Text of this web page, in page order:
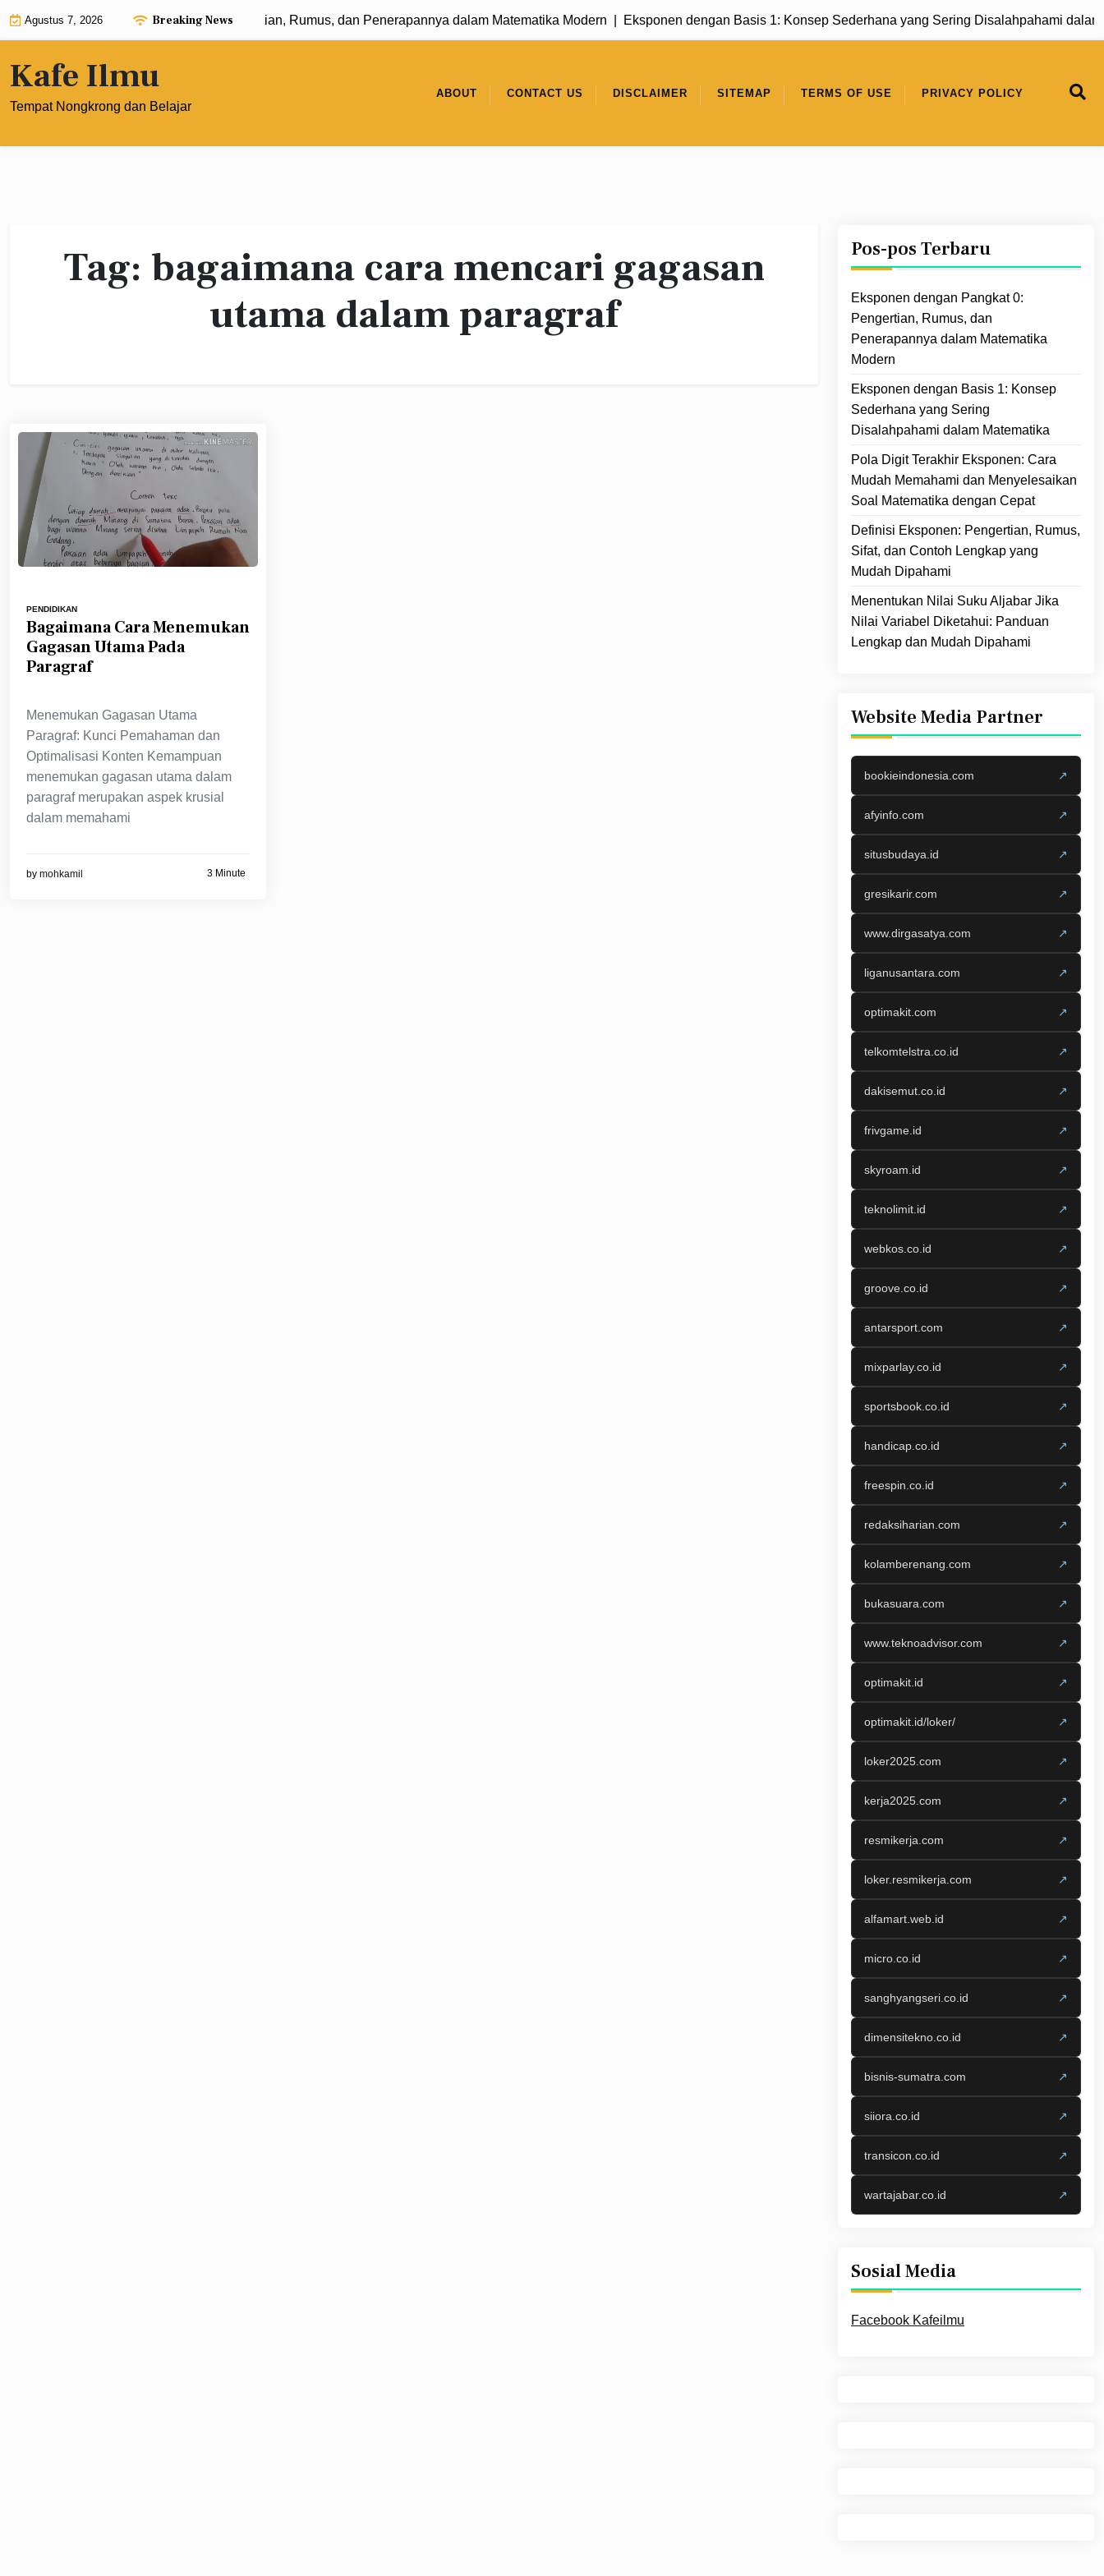
Agustus 7, 2026 Breaking News
Eksponen dengan Pangkat 0: Pengertian, Rumus, dan Penerapannya dalam Matematika Modern |Eksponen dengan Basis 1: Konsep Sederhana yang Sering Disalahpahami dalam
Kafe Ilmu
Tempat Nongkrong dan Belajar
ABOUT CONTACT US DISCLAIMER SITEMAP TERMS OF USE PRIVACY POLICY
Tag: bagaimana cara mencari gagasan
utama dalam paragraf
PENDIDIKAN
Bagaimana Cara Menemukan
Gagasan Utama Pada
Paragraf
Menemukan Gagasan Utama
Paragraf: Kunci Pemahaman dan
Optimalisasi Konten Kemampuan
menemukan gagasan utama dalam
paragraf merupakan aspek krusial
dalam memahami
by mohkamil 3 Minute
Pos-pos Terbaru
Eksponen dengan Pangkat 0:
Pengertian, Rumus, dan
Penerapannya dalam Matematika
Modern
Eksponen dengan Basis 1: Konsep
Sederhana yang Sering
Disalahpahami dalam Matematika
Pola Digit Terakhir Eksponen: Cara
Mudah Memahami dan Menyelesaikan
Soal Matematika dengan Cepat
Definisi Eksponen: Pengertian, Rumus,
Sifat, dan Contoh Lengkap yang
Mudah Dipahami
Menentukan Nilai Suku Aljabar Jika
Nilai Variabel Diketahui: Panduan
Lengkap dan Mudah Dipahami
Website Media Partner
bookieindonesia.com ↗
afyinfo.com ↗
situsbudaya.id ↗
gresikarir.com ↗
www.dirgasatya.com ↗
liganusantara.com ↗
optimakit.com ↗
telkomtelstra.co.id ↗
dakisemut.co.id ↗
frivgame.id ↗
skyroam.id ↗
teknolimit.id ↗
webkos.co.id ↗
groove.co.id ↗
antarsport.com ↗
mixparlay.co.id ↗
sportsbook.co.id ↗
handicap.co.id ↗
freespin.co.id ↗
redaksiharian.com ↗
kolamberenang.com ↗
bukasuara.com ↗
www.teknoadvisor.com ↗
optimakit.id ↗
optimakit.id/loker/ ↗
loker2025.com ↗
kerja2025.com ↗
resmikerja.com ↗
loker.resmikerja.com ↗
alfamart.web.id ↗
micro.co.id ↗
sanghyangseri.co.id ↗
dimensitekno.co.id ↗
bisnis-sumatra.com ↗
siiora.co.id ↗
transicon.co.id ↗
wartajabar.co.id ↗
Sosial Media
Facebook Kafeilmu